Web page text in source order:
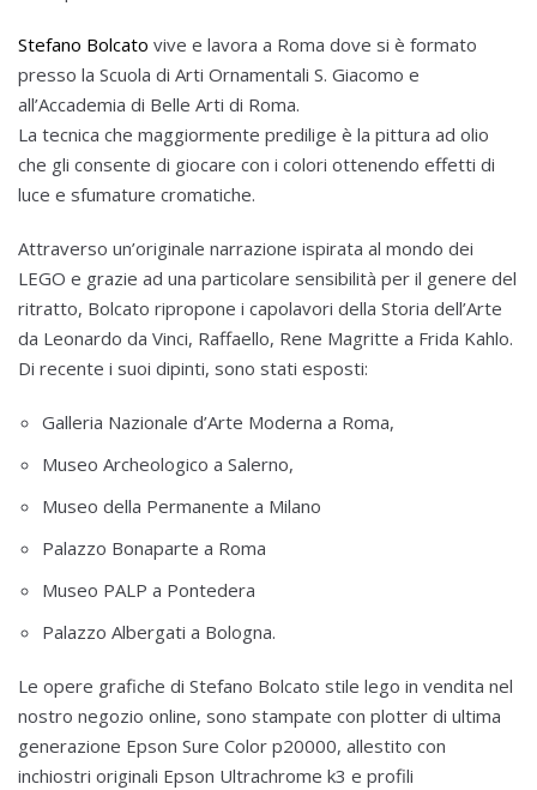
Stefano Bolcato vive e lavora a Roma dove si è formato
presso la Scuola di Arti Ornamentali S. Giacomo e
all’Accademia di Belle Arti di Roma.
La tecnica che maggiormente predilige è la pittura ad olio
che gli consente di giocare con i colori ottenendo effetti di
luce e sfumature cromatiche.
Attraverso un’originale narrazione ispirata al mondo dei
LEGO e grazie ad una particolare sensibilità per il genere del
ritratto, Bolcato ripropone i capolavori della Storia dell’Arte
da Leonardo da Vinci, Raffaello, Rene Magritte a Frida Kahlo.
Di recente i suoi dipinti, sono stati esposti:
Galleria Nazionale d’Arte Moderna a Roma,
Museo Archeologico a Salerno,
Museo della Permanente a Milano
Palazzo Bonaparte a Roma
Museo PALP a Pontedera
Palazzo Albergati a Bologna.
Le opere grafiche di Stefano Bolcato stile lego in vendita nel
nostro negozio online, sono stampate con plotter di ultima
generazione Epson Sure Color p20000, allestito con
inchiostri originali Epson Ultrachrome k3 e profili